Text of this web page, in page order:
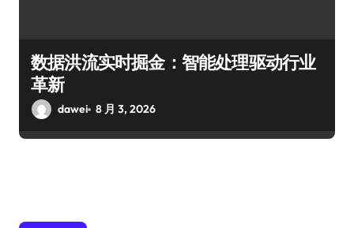
数据洪流实时掘金：智能处理驱动行业
革新
dawei 8 月 3, 2026